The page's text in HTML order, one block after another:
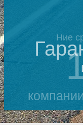
Ние